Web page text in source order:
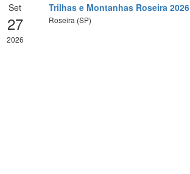
Set
27
2026
Trilhas e Montanhas Roseira 2026
Roseira (SP)